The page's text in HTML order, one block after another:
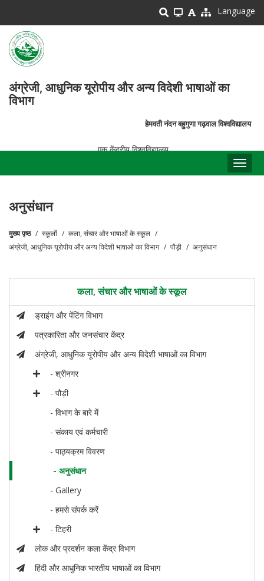
main
content
Language
अंग्रेजी, आधुनिक यूरोपीय और अन्य विदेशी भाषाओं का
विभाग
हेमवती नंदन बहुगुणा गढ़वाल विश्वविद्यालय
एक केंद्रीय विश्वविद्यालय
अनुसंधान
पग
मुख्य पृष्ठ स्कूलों
कला, संचार और भाषाओं के स्कूल
अंग्रेजी, आधुनिक यूरोपीय और अन्य विदेशी भाषाओं का विभाग
पौड़ी अनुसंधान
कला, संचार और भाषाओं के स्कूल
ड्राइंग और पेंटिंग विभाग
पत्रकारिता और जनसंचार केंद्र
अंग्रेजी, आधुनिक यूरोपीय और अन्य विदेशी भाषाओं का विभाग
- श्रीनगर
- पौड़ी
- विभाग के बारे में
- संकाय एवं कर्मचारी
- पाठ्यक्रम विवरण
- अनुसंधान
- Gallery
- हमसे संपर्क करें
- टिहरी
लोक और प्रदर्शन कला केंद्र विभाग
हिंदी और आधुनिक भारतीय भाषाओं का विभाग